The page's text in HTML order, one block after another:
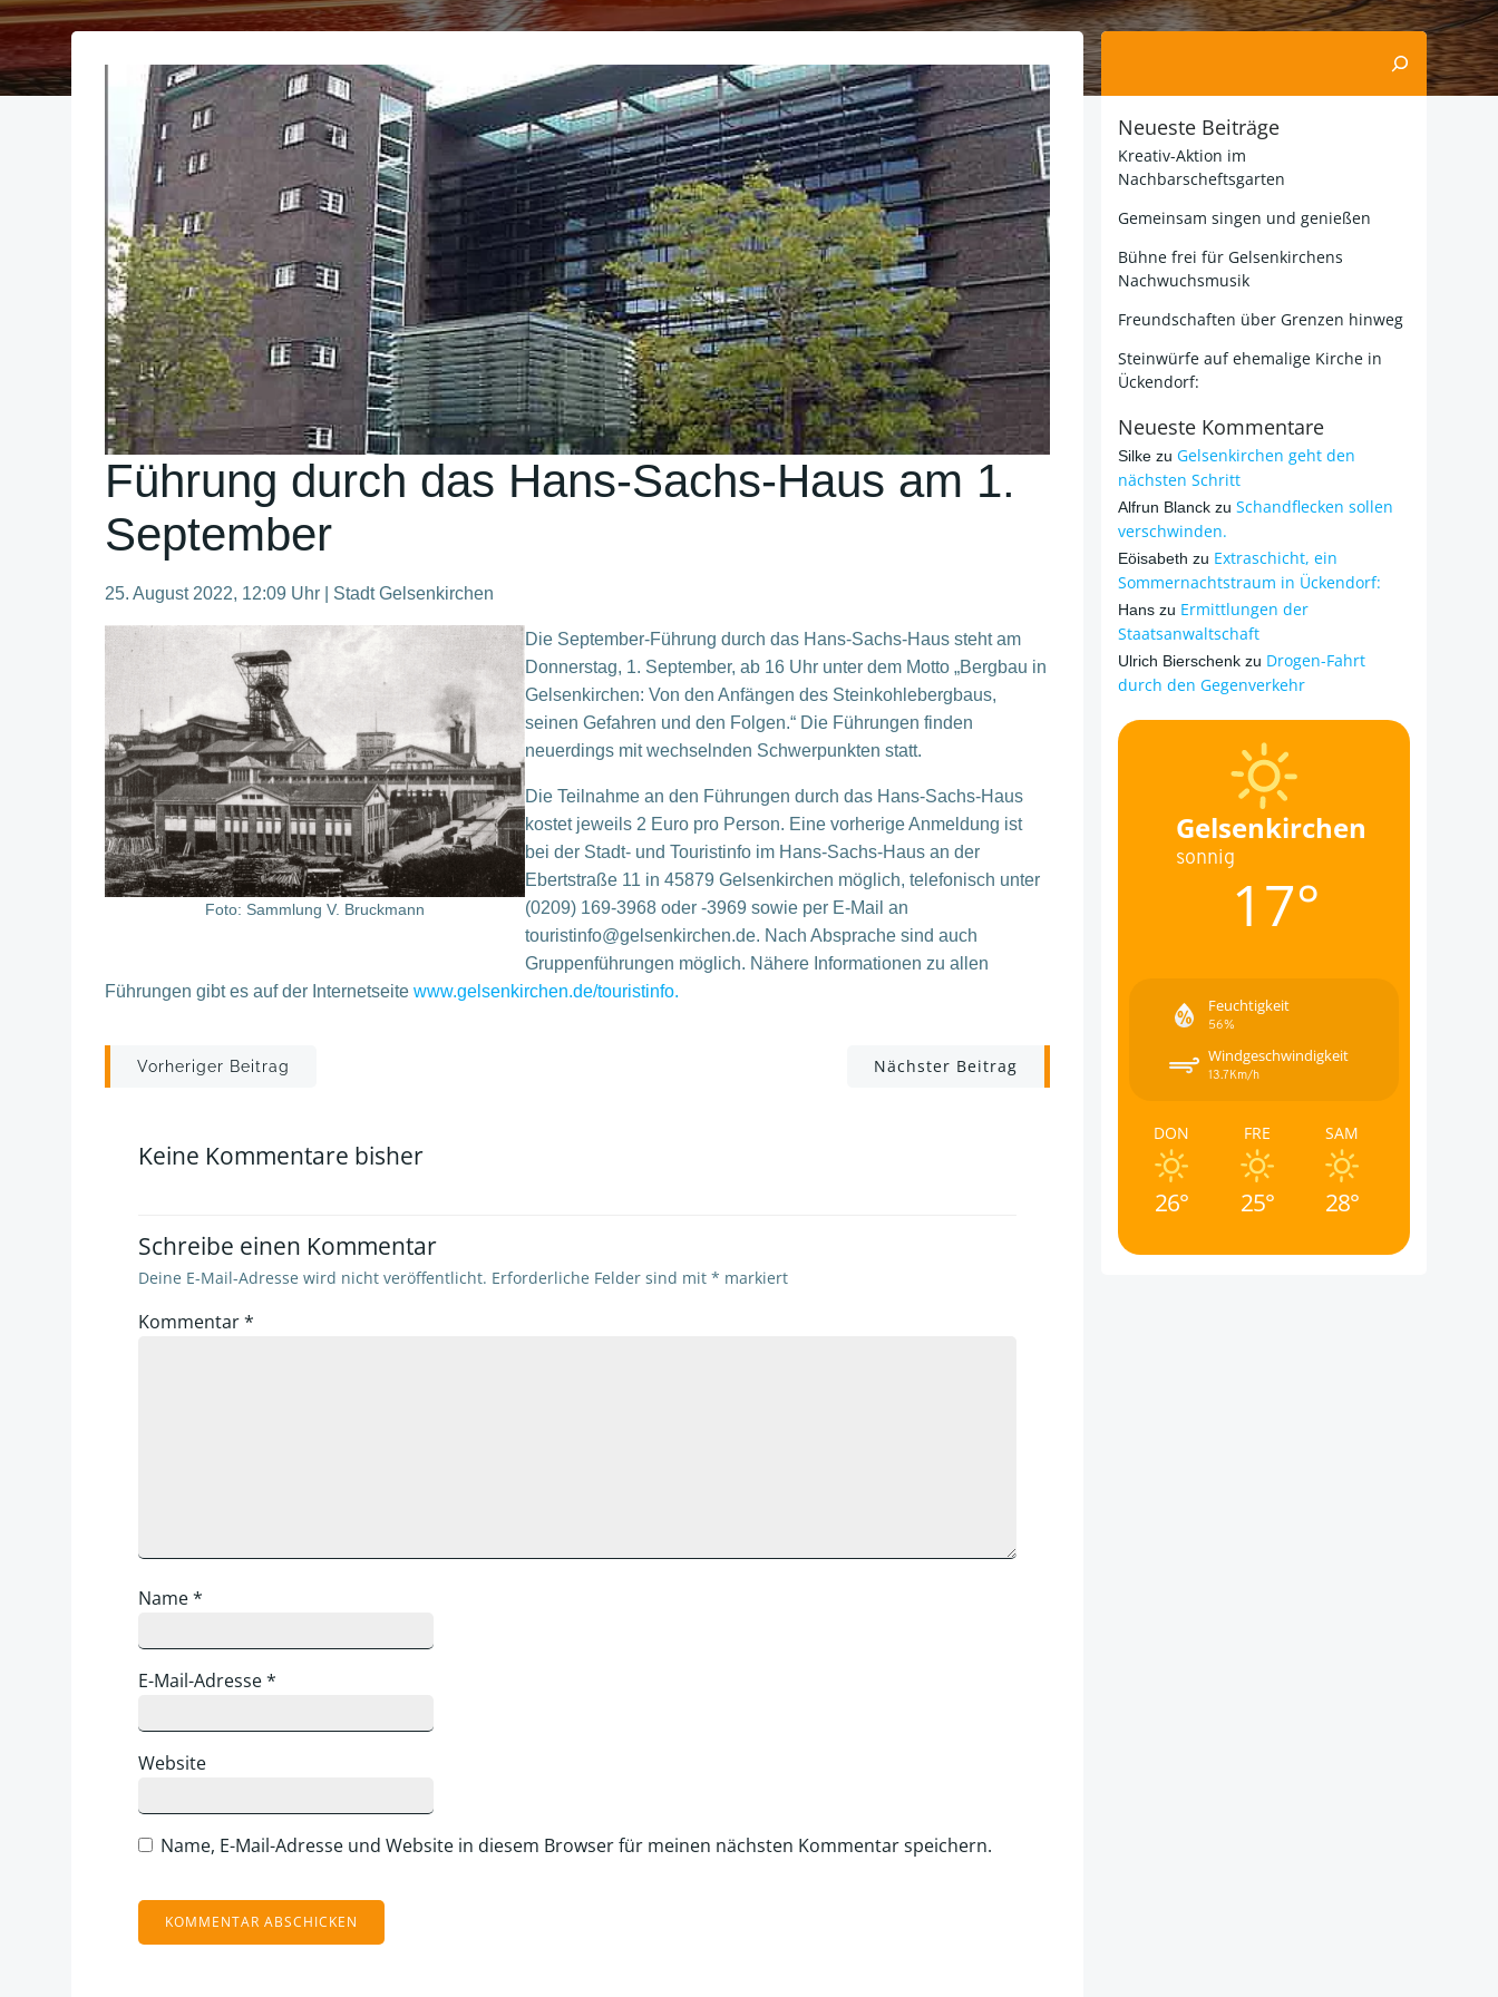
Führung durch das Hans-Sachs-Haus am 1.
September
25. August 2022, 12:09 Uhr | Stadt Gelsenkirchen
Foto: Sammlung V. Bruckmann
Die September-Führung durch das Hans-Sachs-Haus steht am
Donnerstag, 1. September, ab 16 Uhr unter dem Motto „Bergbau in
Gelsenkirchen: Von den Anfängen des Steinkohlebergbaus,
seinen Gefahren und den Folgen.“ Die Führungen finden
neuerdings mit wechselnden Schwerpunkten statt.
Die Teilnahme an den Führungen durch das Hans-Sachs-Haus
kostet jeweils 2 Euro pro Person. Eine vorherige Anmeldung ist
bei der Stadt- und Touristinfo im Hans-Sachs-Haus an der
Ebertstraße 11 in 45879 Gelsenkirchen möglich, telefonisch unter
(0209) 169-3968 oder -3969 sowie per E-Mail an
touristinfo@gelsenkirchen.de. Nach Absprache sind auch
Gruppenführungen möglich. Nähere Informationen zu allen
Führungen gibt es auf der Internetseite www.gelsenkirchen.de/touristinfo.
Post
Vorheriger Beitrag Nächster Beitrag
Keine Kommentare bisher
Schreibe einen Kommentar
Deine E-Mail-Adresse wird nicht veröffentlicht. Erforderliche Felder sind mit * markiert
Kommentar*
Name*
E-Mail-Adresse*
Website
Name, E-Mail-Adresse und Website in diesem Browser für meinen nächsten Kommentar speichern.
Suchen
Neueste Beiträge
Kreativ-Aktion im
Nachbarscheftsgarten
Gemeinsam singen und genießen
Bühne frei für Gelsenkirchens
Nachwuchsmusik
Freundschaften über Grenzen hinweg
Steinwürfe auf ehemalige Kirche in
Ückendorf:
Neueste Kommentare
Silke zu Gelsenkirchen geht den
nächsten Schritt
Alfrun Blanck zu Schandflecken sollen
verschwinden.
Eöisabeth zu Extraschicht, ein
Sommernachtstraum in Ückendorf:
Hans zu Ermittlungen der
Staatsanwaltschaft
Ulrich Bierschenk zu Drogen-Fahrt
durch den Gegenverkehr
Gelsenkirchen
sonnig
17°
Feuchtigkeit
56%
Windgeschwindigkeit
13.7Km/h
DON
26°
FRE
25°
SAM
28°